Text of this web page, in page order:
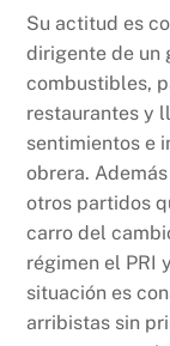
Su actitud es
dirigente de un
combustibles,
restaurantes y
sentimientos e
obrera.
otros partidos
carro del
régimen el PRI
situación es
arribistas sin